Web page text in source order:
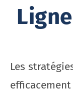
Les